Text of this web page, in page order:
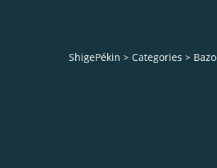
ShigePékin > Categories >